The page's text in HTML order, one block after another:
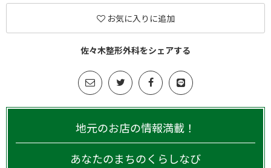
お気に入りに追加
佐々木整形外科をシェアする
地元のお店の情報満載！
あなたのまちのくらしなび